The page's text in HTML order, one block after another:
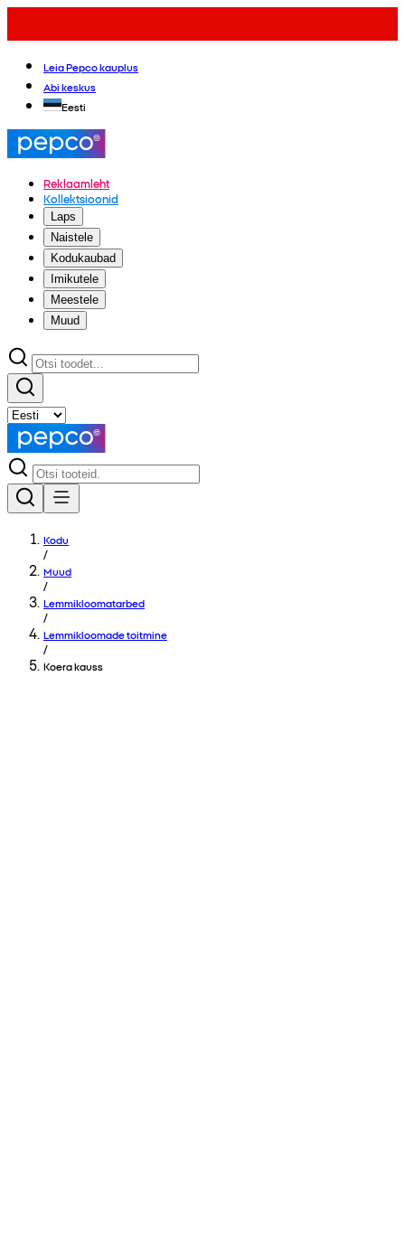
Leia Pepco kauplus
Abi keskus
Eesti
Reklaamleht
Kollektsioonid
Laps
Naistele
Kodukaubad
Imikutele
Meestele
Muud
Kodu
/
Muud
/
Lemmikloomatarbed
/
Lemmikloomade toitmine
/
Koera kauss